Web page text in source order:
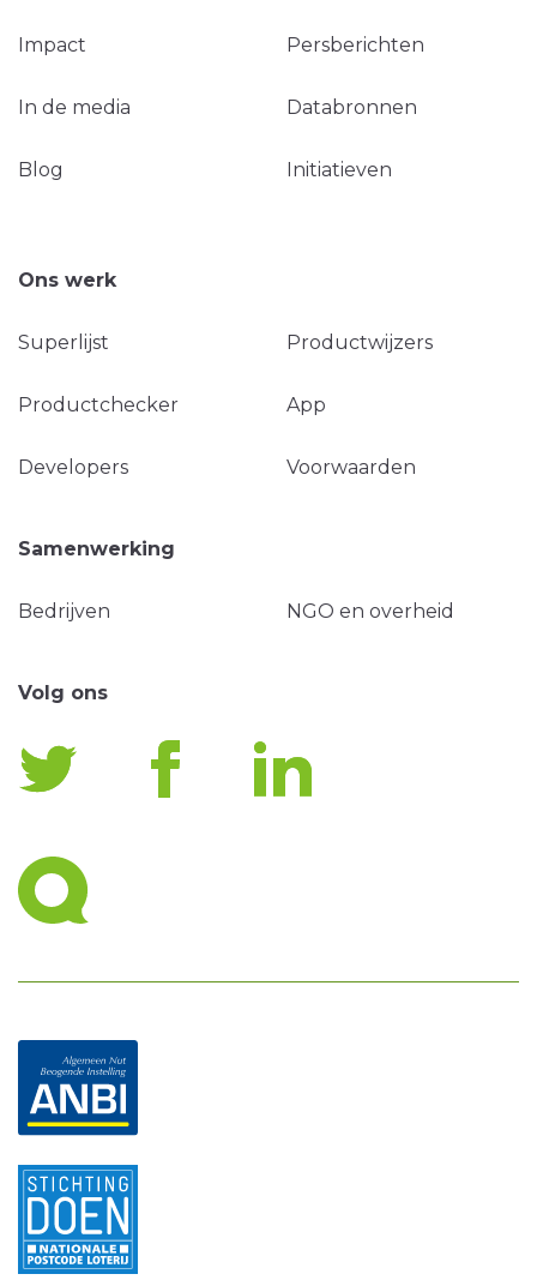
Impact Persberichten
In de media Databronnen
Blog Initiatieven
Ons werk
Superlijst Productwijzers
Productchecker App
Developers Voorwaarden
Samenwerking
Bedrijven NGO en overheid
Volg ons